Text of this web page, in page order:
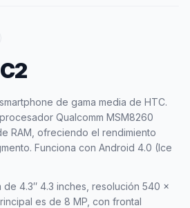
de gama media de HTC.
Qualcomm MSM8260
RAM, ofreciendo el rendimiento
Funciona con Android 4.0 (Ice
de 4.3″ 4.3 inches, resolución 540 x
es de 8 MP, con frontal